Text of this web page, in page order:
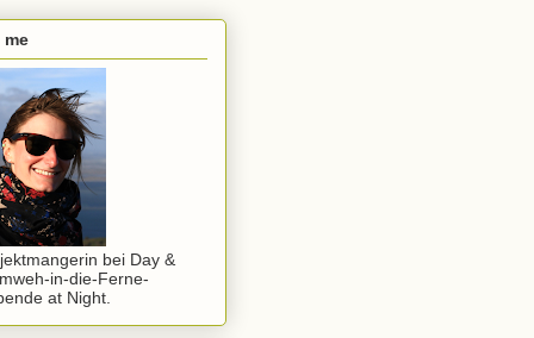
me
bei Day &
in-die-Ferne-
at Night.